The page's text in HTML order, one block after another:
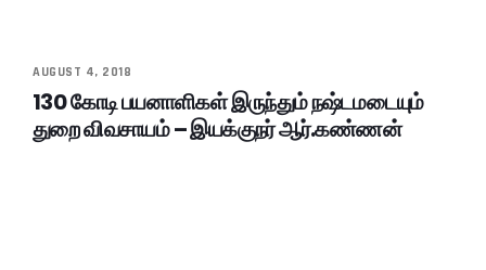
AUGUST 4, 2018
130 கோடி பயனாளிகள் இருந்தும் நஷ்டமடையும்
துறை விவசாயம் – இயக்குநர் ஆர்.கண்ணன்